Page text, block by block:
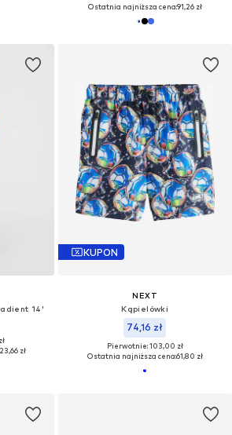
Ostatnia najniższa cena:91,26 zł
14'
zł
KUPON
NEXT
Kąpielówki
74,16 zł
Pierwotnie: 103,00 zł
Ostatnia najniższa cena:61,80 zł